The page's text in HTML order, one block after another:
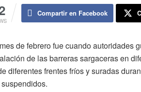
Compartir en Facebook
de febrero fue cuando autoridades
de las barreras sargaceras en
diferentes frentes fríos y suradas